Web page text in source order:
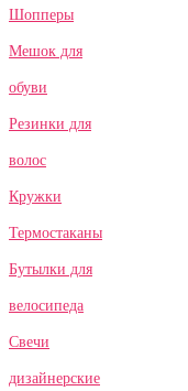
Шопперы
Мешок для
обуви
Резинки для
волос
Кружки
Термостаканы
Бутылки для
велосипеда
Свечи
дизайнерские